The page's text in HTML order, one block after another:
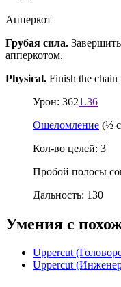
Апперкот
Грубая сила.
апперкотом.
Physical. Finish the
Урон: 3621.36
Ошеломление (½
Кол-во целей: 3
Пробой полосы
Дальность: 130
Умения с
Uppercut
Uppercut